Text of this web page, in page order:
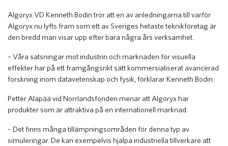
Algoryx VD Kenneth Bodin tror att en av anledningarna till varför
Algoryx nu lyfts fram som ett av Sveriges hetaste teknikföretag är
den bredd man visar upp efter bara några års verksamhet.
– Våra satsningar mot industrin och marknaden för visuella
effekter har på ett framgångsrikt sätt kommersialiserat avancerad
forskning inom datavetenskap och fysik, förklarar Kenneth Bodin.
Petter Alapää vid Norrlandsfonden menar att Algoryx har
produkter som är attraktiva på en internationell marknad.
– Det finns många tillämpningsområden för denna typ av
simuleringar. De kan exempelvis hjälpa industriella tillverkare att